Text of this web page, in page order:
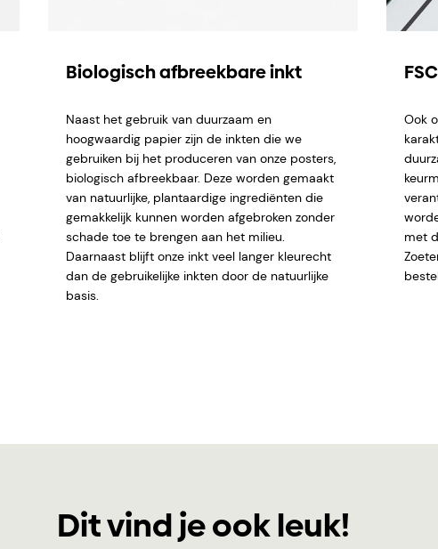
Biologisch afbreekbare inkt
Naast het gebruik van duurzaam en
hoogwaardig papier zijn de inkten die we
gebruiken bij het produceren van onze posters,
biologisch afbreekbaar. Deze worden gemaakt
van natuurlijke, plantaardige ingrediënten die
gemakkelijk kunnen worden afgebroken zonder
schade toe te brengen aan het milieu.
Daarnaast blijft onze inkt veel langer kleurecht
dan de gebruikelijke inkten door de natuurlijke
basis.
Ook
met
Dit vind je ook leuk!